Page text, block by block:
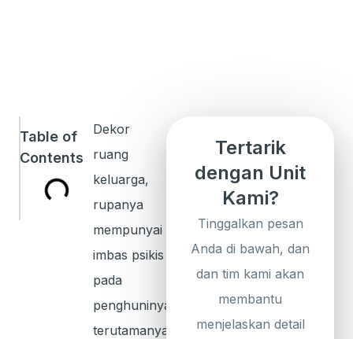
Table of
Contents
Dekor
ruang
keluarga,
rupanya
mempunyai
imbas psikis
pada
penghuninya,
terutamanya
Tertarik
dengan Unit
Kami?
Tinggalkan pesan
Anda di bawah, dan
dan tim kami akan
membantu
menjelaskan detail